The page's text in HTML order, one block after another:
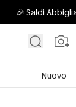
🎉 Saldi
Nuovo